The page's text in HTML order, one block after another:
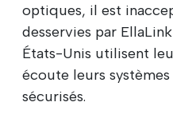
optiques, il est
desservies par
États-Unis utilisent
écoute leurs
sécurisés.